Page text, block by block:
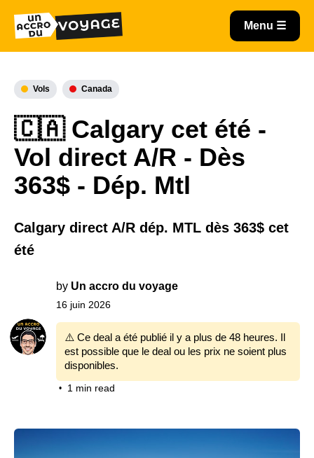
Vols Canada
🇨🇦 Calgary cet été -
Vol direct A/R - Dès
363$ - Dép. Mtl
Calgary direct A/R dép. MTL dès 363$ cet
été
by Un accro du voyage
16 juin 2026
⚠️ Ce deal a été publié il y a plus de 48 heures. Il
est possible que le deal ou les prix ne soient plus
disponibles.
• 1 min read